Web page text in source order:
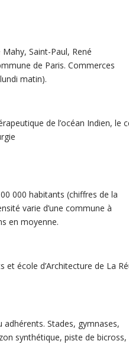
Saint-Paul, René
de Paris. Commerces
matin).
de l’océan Indien, le
000 habitants (chiffres de la
varie d’une commune à
en moyenne.
école d’Architecture de La
Stades, gymnases,
synthétique, piste de bicross,